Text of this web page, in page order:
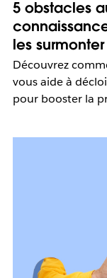
5 obstacles
les
Découvrez
vous aide à
pour booster la